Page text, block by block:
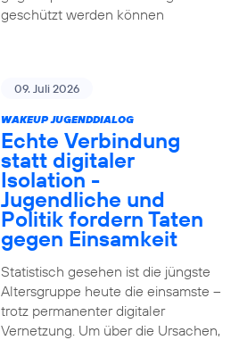
geschützt werden können
09. Juli 2026
WAKEUP JUGENDDIALOG
Echte Verbindung
statt digitaler
Isolation -
Jugendliche und
Politik fordern Taten
gegen Einsamkeit
Statistisch gesehen ist die jüngste
Altersgruppe heute die einsamste –
trotz permanenter digitaler
Vernetzung. Um über die Ursachen,